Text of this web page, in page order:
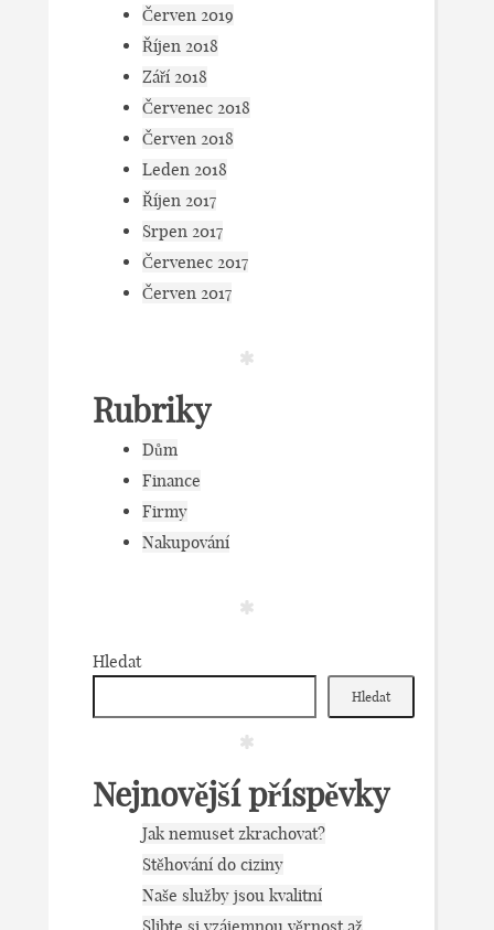
Červen 2019
Říjen 2018
Září 2018
Červenec 2018
Červen 2018
Leden 2018
Říjen 2017
Srpen 2017
Červenec 2017
Červen 2017
Rubriky
Dům
Finance
Firmy
Nakupování
Hledat
Hledat
Nejnovější příspěvky
Jak nemuset zkrachovat?
Stěhování do ciziny
Naše služby jsou kvalitní
Slibte si vzájemnou věrnost až